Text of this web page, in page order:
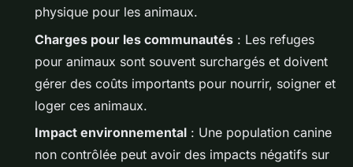
physique pour les animaux.
Charges pour les communautés : Les refuges
pour animaux sont souvent surchargés et doivent
gérer des coûts importants pour nourrir, soigner et
loger ces animaux.
Impact environnemental : Une population canine
non contrôlée peut avoir des impacts négatifs sur